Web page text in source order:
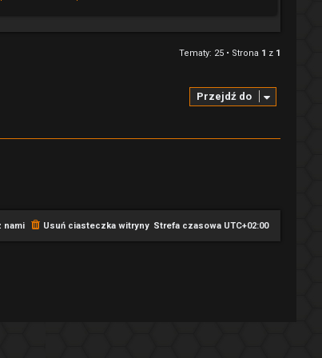
Tematy: 25 • Strona 1 z 1
Przejdź do
Strefa czasowa UTC+02:00
Usuń ciasteczka witryny
nami